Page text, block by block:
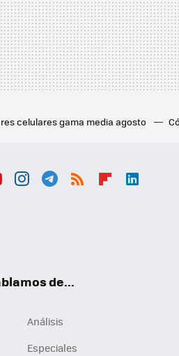
celulares gama media agosto
de...
Análisis
Especiales